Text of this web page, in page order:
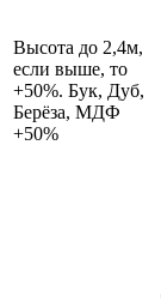
Высота до 2,4м,
если выше, то
+50%. Бук, Дуб,
Берёза, МДФ
+50%